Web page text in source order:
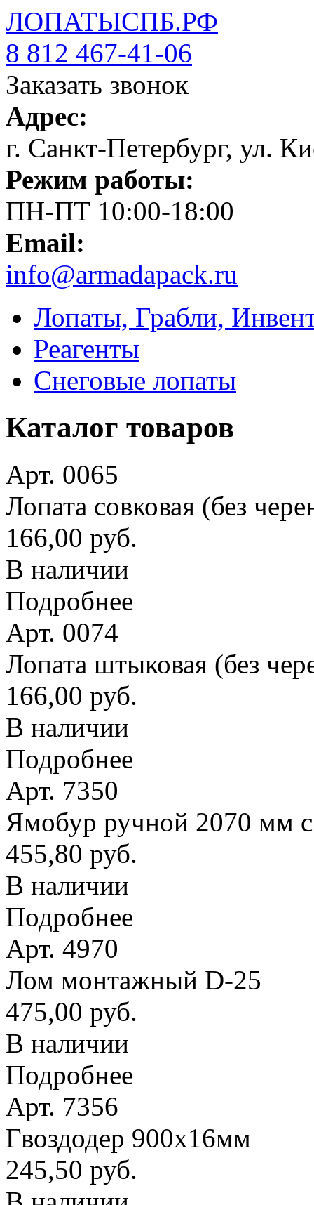
ЛОПАТЫСПБ.РФ
8 812 467-41-06
Заказать звонок
Адрес:
г. Санкт-Петербург, ул.
Режим работы:
ПН-ПТ 10:00-18:00
Email:
info@armadapack.ru
Лопаты, Грабли,
Реагенты
Снеговые лопаты
Каталог товаров
Арт. 0065
Лопата совковая (без
166,00 руб.
В наличии
Подробнее
Арт. 0074
Лопата штыковая (без
166,00 руб.
В наличии
Подробнее
Арт. 7350
Ямобур ручной 2070 мм
455,80 руб.
В наличии
Подробнее
Арт. 4970
Лом монтажный D-25
475,00 руб.
В наличии
Подробнее
Арт. 7356
Гвоздодер 900х16мм
245,50 руб.